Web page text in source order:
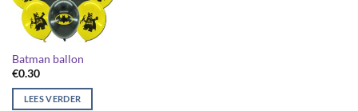
Batman ballon
€0.30
LEES VERDER